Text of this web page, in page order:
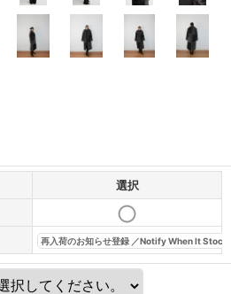
選択
再入荷のお知らせ登録 ／Notify When It Stock